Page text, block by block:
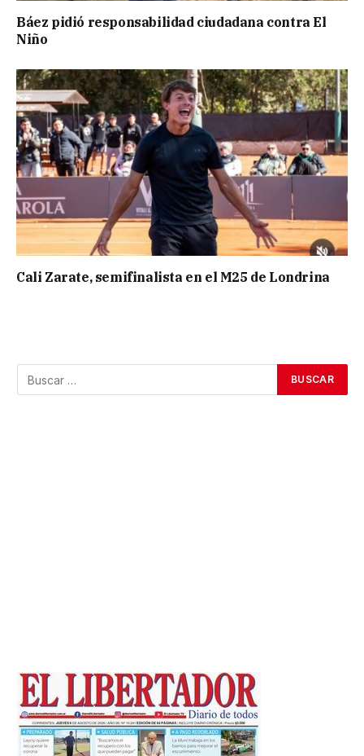
Báez pidió responsabilidad ciudadana contra El
Niño
Cali Zarate, semifinalista en el M25 de Londrina